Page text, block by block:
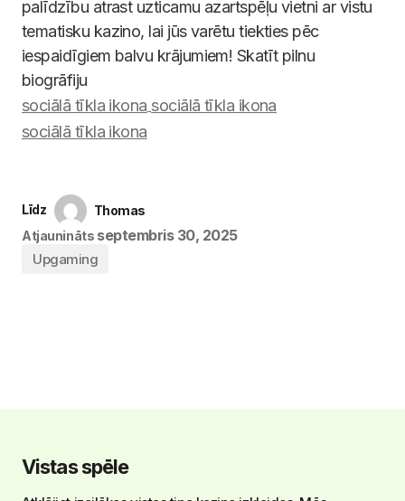
palīdzību atrast uzticamu azartspēļu vietni ar vistu
tematisku kazino, lai jūs varētu tiekties pēc
iespaidīgiem balvu krājumiem! Skatīt pilnu
biogrāfiju
Līdz
Thomas
Atjaunināts septembris 30, 2025
Upgaming
Vistas spēle